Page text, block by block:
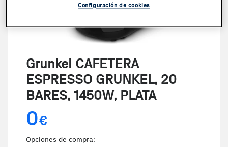
Grunkel CAFETERA
ESPRESSO GRUNKEL, 20
BARES, 1450W, PLATA
0€
Opciones de compra:
Configuración de cookies